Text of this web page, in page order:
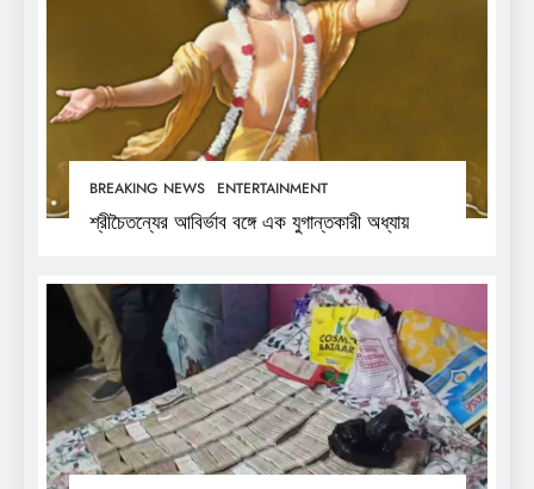
BREAKING NEWS ENTERTAINMENT
শ্রীচৈতন্যের আবির্ভাব বঙ্গে এক যুগান্তকারী অধ্যায়